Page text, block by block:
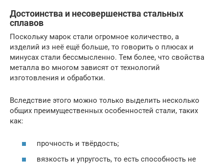
Достоинства и несовершенства стальных
сплавов
Поскольку марок стали огромное количество, а
изделий из неё ещё больше, то говорить о плюсах и
минусах стали бессмысленно. Тем более, что свойства
металла во многом зависят от технологий
изготовления и обработки.
Вследствие этого можно только выделить несколько
общих преимущественных особенностей стали, таких
как:
прочность и твёрдость;
вязкость и упругость, то есть способность не